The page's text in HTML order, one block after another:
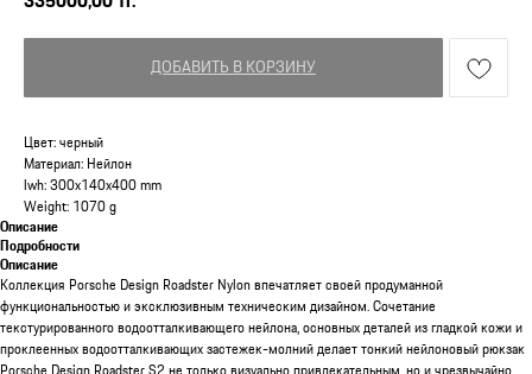
ДОБАВИТЬ В КОРЗИНУ
Цвет: черный
Материал: Нейлон
lwh: 300x140x400 mm
Weight: 1070 g
Описание
Подробности
Описание
Коллекция Porsche Design Roadster Nylon впечатляет своей продуманной
функциональностью и эксклюзивным техническим дизайном. Сочетание
текстурированного водоотталкивающего нейлона, основных деталей из гладкой кожи и
проклеенных водоотталкивающих застежек-молний делает тонкий нейлоновый рюкзак